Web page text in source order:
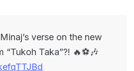
verse on the new
“Tukoh Taka”?! 🔥⚽️🎶